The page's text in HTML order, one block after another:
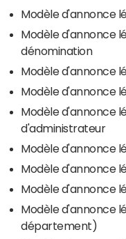
Modèle d'annonce
Modèle d'annonce
dénomination
Modèle d'annonce
Modèle d'annonce
Modèle d'annonce
d'administrateur
Modèle d'annonce
Modèle d'annonce
Modèle d'annonce
Modèle d'annonce
département)